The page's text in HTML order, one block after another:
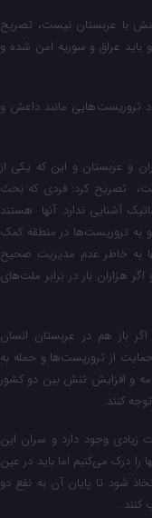
تنش با عربستان نیست، تصریح
باید عراق و سوریه امن شده و
تروریست‌هایی مانند داعش و
و عربستان و این که یکی از
تصریح کرد: فردی که بحث
آشنایی ندارد. آنها هستند
به تروریست‌ها در منطقه کمک
به خاطر عدم مدیریت صحیح
هزاران بار در برابر ملت‌های
باز هم در عربستان انسان
از تروریست‌ها و حمله به
و افزایش تنش بین دو کشور
کنند.
زیادی وجود دارد و سران این
را درک می‌کنیم اما باید در عین
شود تا پایان آن به نفع دو
کنند.